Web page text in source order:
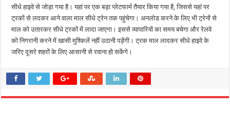
सीधे हाइवे से जोड़ा गया है। यहां पर एक बड़ा प्लेटफार्म तैयार किया गया है, जिससे यहां पर
ट्रकों से लदकर आने वाला माल सीधे ट्रेन तक पहुंचेगा। अनलोड करने के लिए भी ट्रेनों से
माल को उतारकर सीधे ट्रकों में लादा जाएगा। इससे व्यापारियों का समय बचेगा और रेलवे
को निगरानी करने में खासी मुश्किलें नहीं उठानी पड़ेंगी। ट्रक माल लादकर सीधे हाइवे के
जरिए दूसरे शहरों के लिए आसानी से रवाना हो सकेंगे।